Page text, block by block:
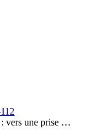
: vers une prise …